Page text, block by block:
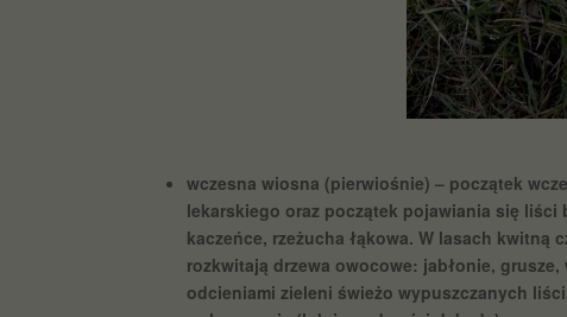
wczesna wiosna (pierwiośnie) – początek
lekarskiego oraz początek pojawiania się liści
kaczeńce, rzeżucha łąkowa. W lasach
rozkwitają drzewa owocowe: jabłonie,
odcieniami zieleni świeżo wypuszczanych